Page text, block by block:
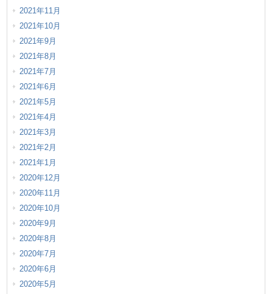
2021年11月
2021年10月
2021年9月
2021年8月
2021年7月
2021年6月
2021年5月
2021年4月
2021年3月
2021年2月
2021年1月
2020年12月
2020年11月
2020年10月
2020年9月
2020年8月
2020年7月
2020年6月
2020年5月